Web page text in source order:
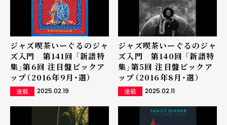
ジャズ喫茶いーぐるのジャ
ズ入門 第141回 「新譜特
集」第6回 注目盤ピックア
ップ（2016年9月・選）
連載 2025.02.19
ジャズ喫茶いーぐるのジャ
ズ入門 第140回 「新譜特
集」第5回 注目盤ピックア
ップ（2016年8月・選）
連載 2025.02.11